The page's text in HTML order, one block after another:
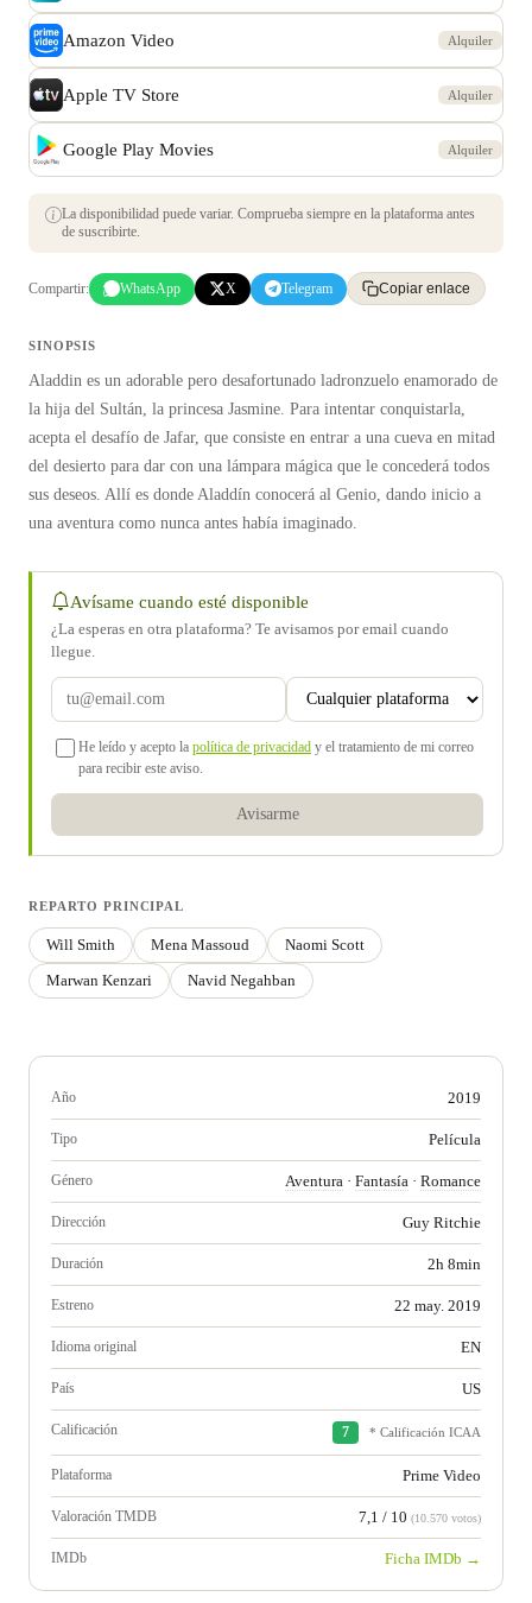
Amazon Video Alquiler
Apple TV Store Alquiler
Google Play Movies Alquiler
La disponibilidad puede variar. Comprueba siempre en la plataforma antes
de suscribirte.
Compartir: WhatsApp X Telegram Copiar enlace
SINOPSIS
Aladdin es un adorable pero desafortunado ladronzuelo enamorado de
la hija del Sultán, la princesa Jasmine. Para intentar conquistarla,
acepta el desafío de Jafar, que consiste en entrar a una cueva en mitad
del desierto para dar con una lámpara mágica que le concederá todos
sus deseos. Allí es donde Aladdín conocerá al Genio, dando inicio a
una aventura como nunca antes había imaginado.
Avísame cuando esté disponible
¿La esperas en otra plataforma? Te avisamos por email cuando
llegue.
He leído y acepto la política de privacidad y el tratamiento de mi correo
para recibir este aviso.
Avisarme
REPARTO PRINCIPAL
Will Smith Mena Massoud
Naomi Scott
Marwan Kenzari
Navid Negahban
Año 2019
Tipo Película
Género Aventura · Fantasía · Romance
Dirección Guy Ritchie
Duración 2h 8min
Estreno 22 may. 2019
Idioma original EN
País US
Calificación 7 * Calificación ICAA
Plataforma Prime Video
Valoración TMDB 7,1 / 10 (10.570 votos)
IMDb Ficha IMDb →